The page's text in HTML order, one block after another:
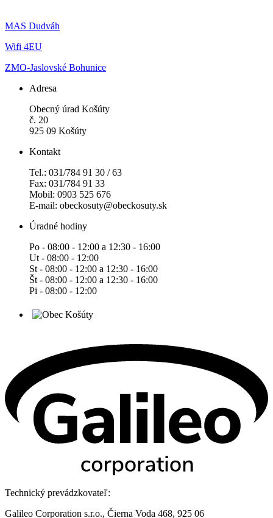
MAS Dudváh
Wifi 4EU
ZMO-Jaslovské Bohunice
Adresa
Obecný úrad Košúty
č. 20
925 09 Košúty
Kontakt
Tel.: 031/784 91 30 / 63
Fax: 031/784 91 33
Mobil: 0903 525 676
E-mail: obeckosuty@obeckosuty.sk
Úradné hodiny
Po - 08:00 - 12:00 a 12:30 - 16:00
Ut - 08:00 - 12:00
St - 08:00 - 12:00 a 12:30 - 16:00
Št - 08:00 - 12:00 a 12:30 - 16:00
Pi - 08:00 - 12:00
Technický prevádzkovateľ:
Galileo Corporation s.r.o., Čierna Voda 468, 925 06